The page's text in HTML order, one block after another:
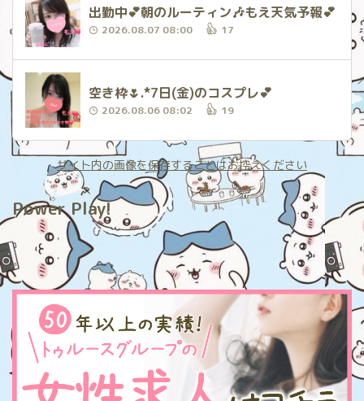
出勤中‪💕︎︎朝のルーティン🎶もえ天気予報‪💕︎︎
2026.08.07 08:00 17
空き枠🌷.*7日(金)のコスプレ‪💕︎︎
2026.08.06 08:02 19
サイト内の画像を保存することはお控えください
Power Play!